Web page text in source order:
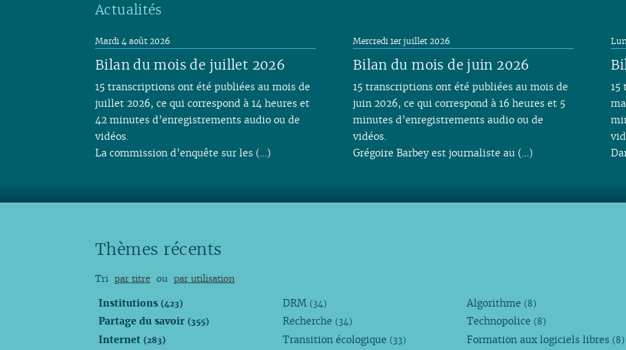
Actualités
Bilan du mois de juillet 2026
Mardi 4 août 2026
15 transcriptions ont été publiées au mois de
juillet 2026, ce qui correspond à 14 heures et
42 minutes d’enregistrements audio ou de
vidéos.
La commission d’enquête sur les (…)
Bilan du mois de juin 2026
Mercredi 1er juillet 2026
15 transcriptions ont été publiées au mois de
juin 2026, ce qui correspond à 16 heures et 5
minutes d’enregistrements audio ou de
vidéos.
Grégoire Barbey est journaliste au (…)
15
Thèmes récents
Tri par titre ou par utilisation
Institutions(423)
Partage du savoir(355)
Internet(283)
DRM (34)
Recherche (34)
Transition écologique (33)
Algorithme (8)
Technopolice (8)
Formation aux logiciels libres (8)